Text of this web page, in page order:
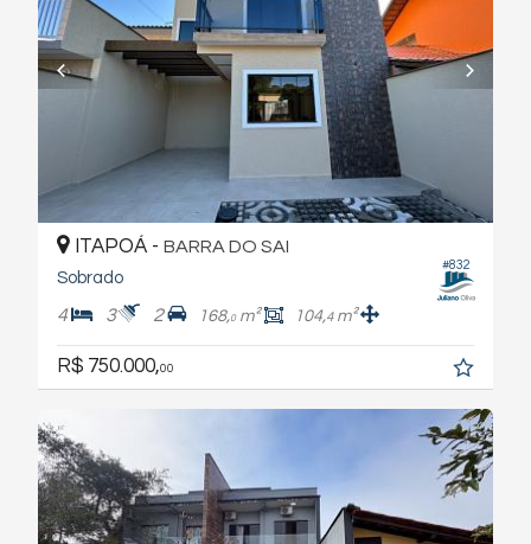
#832
ITAPOÁ - BARRA DO SAI
Sobrado
4 3 2 168,0m² 104,4m²
R$ 750.000,00